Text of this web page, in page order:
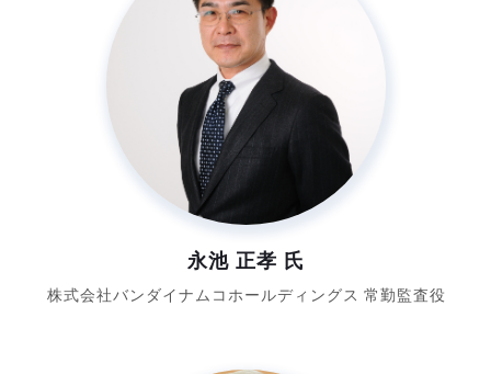
永池 正孝 氏
株式会社バンダイナムコホールディングス 常勤監査役